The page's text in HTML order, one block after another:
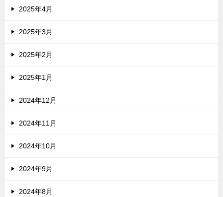
2025年4月
2025年3月
2025年2月
2025年1月
2024年12月
2024年11月
2024年10月
2024年9月
2024年8月